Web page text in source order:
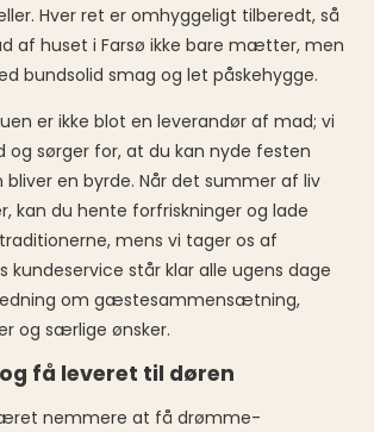
Hver ret er omhyggeligt tilberedt, så
af huset i Farsø ikke bare mætter, men
bundsolid smag og let påskehygge.
er ikke blot en leverandør af mad; vi
og sørger for, at du kan nyde festen
en byrde. Når det summer af liv
kan du hente forfriskninger og lade
mens vi tager os af
kundeservice står klar alle ugens dage
om gæstesammensætning,
og særlige ønsker.
få leveret til døren
nemmere at få drømme-